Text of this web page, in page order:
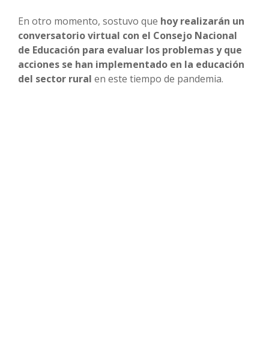
En otro momento, sostuvo que hoy realizarán un
conversatorio virtual con el Consejo Nacional
de Educación para evaluar los problemas y que
acciones se han implementado en la educación
del sector rural en este tiempo de pandemia.